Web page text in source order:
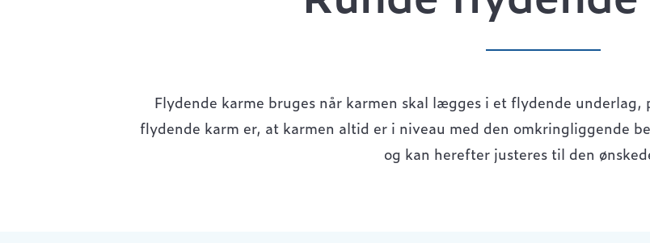
Flydende karme bruges når karmen skal lægges i et flydende
flydende karm er, at karmen altid er i niveau med den omkringliggende
og kan herefter justeres til den